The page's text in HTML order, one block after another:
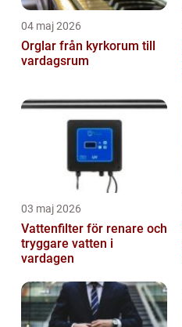
04 maj 2026
Orglar från kyrkorum till
vardagsrum
03 maj 2026
Vattenfilter för renare och
tryggare vatten i
vardagen